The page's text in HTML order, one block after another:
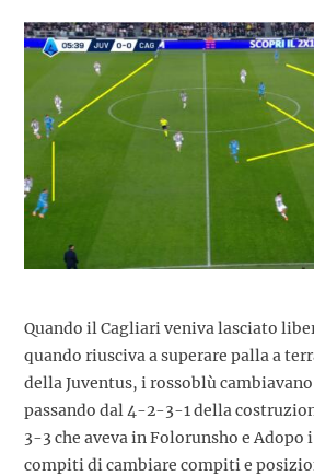
Quando il Cagliari veniva lasciato
quando riusciva a superare palla a
della Juventus, i rossoblù
passando dal 4-2-3-1 della
3-3 che aveva in Folorunsho e Adopo
compiti di cambiare compiti e